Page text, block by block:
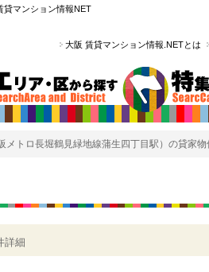
貸マンション情報NET
大阪 賃貸マンション情報.NETとは
メトロ長堀鶴見緑地線蒲生四丁目駅）の貸家物
詳細